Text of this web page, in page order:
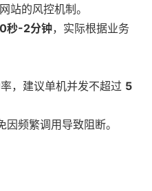
站的风控机制。
秒-2分钟，实际根据业务
，建议单机并发不超过 5
频繁调用导致阻断。